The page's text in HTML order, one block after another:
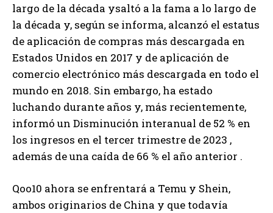
largo de la década ysaltó a la fama a lo largo de
la década y, según se informa, alcanzó el estatus
de aplicación de compras más descargada en
Estados Unidos en 2017 y de aplicación de
comercio electrónico más descargada en todo el
mundo en 2018. Sin embargo, ha estado
luchando durante años y, más recientemente,
informó un Disminución interanual de 52 % en
los ingresos en el tercer trimestre de 2023 ,
además de una caída de 66 % el año anterior .
Qoo10 ahora se enfrentará a Temu y Shein,
ambos originarios de China y que todavía